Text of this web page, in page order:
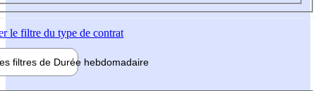
le filtre du type de contrat
filtres de Durée hebdomadaire